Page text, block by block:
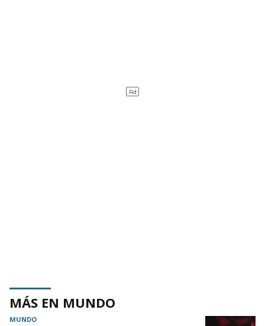
MÁS EN MUNDO
MUNDO